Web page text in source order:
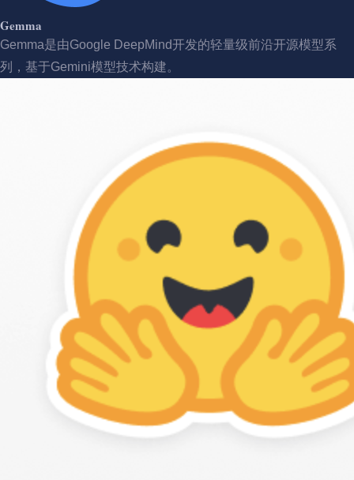
Gemma
Gemma是由Google DeepMind开发的轻量级前沿开源模型系
列，基于Gemini模型技术构建。